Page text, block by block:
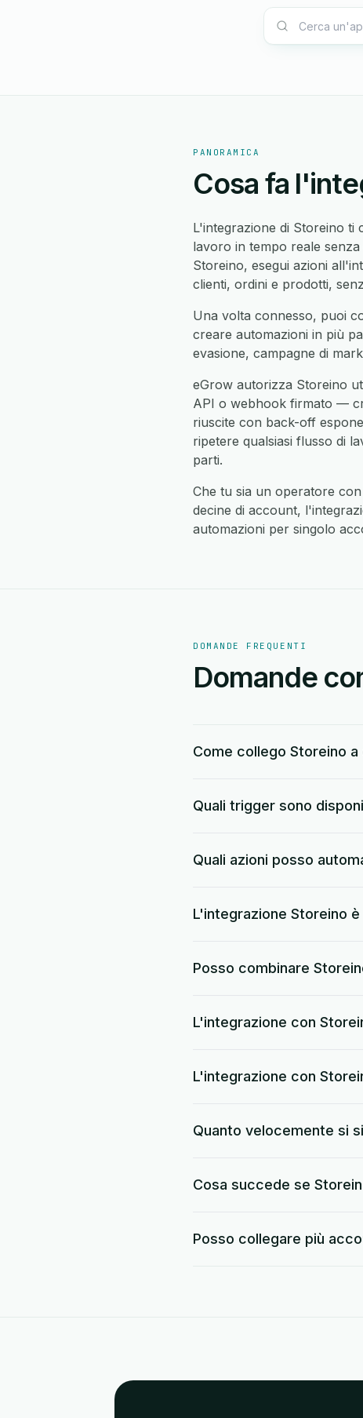
PANORAMICA
Cosa fa
L'integrazione di Storeino ti
lavoro in tempo reale
Storeino, esegui azioni
clienti, ordini e prodotti,
Una volta connesso, puoi
creare automazioni in più
evasione, campagne di
eGrow autorizza Storeino
API o webhook firmato —
riuscite con back-off
ripetere qualsiasi flusso di
parti.
Che tu sia un operatore
decine di account,
automazioni per singolo
DOMANDE FREQUENTI
Domande
Come collego Storeino a
Quali trigger sono
Quali azioni posso
L'integrazione Storeino
Posso combinare
L'integrazione con
L'integrazione con
Quanto velocemente si
Cosa succede se
Posso collegare più